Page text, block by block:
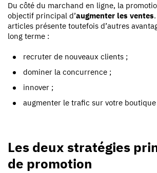
Du côté du marchand en ligne, la
objectif principal d’augmenter les ventes
articles présente toutefois d’autres
long terme :
recruter de nouveaux clients ;
dominer la concurrence ;
innover ;
augmenter le trafic sur votre
Les deux stratégies
de promotion